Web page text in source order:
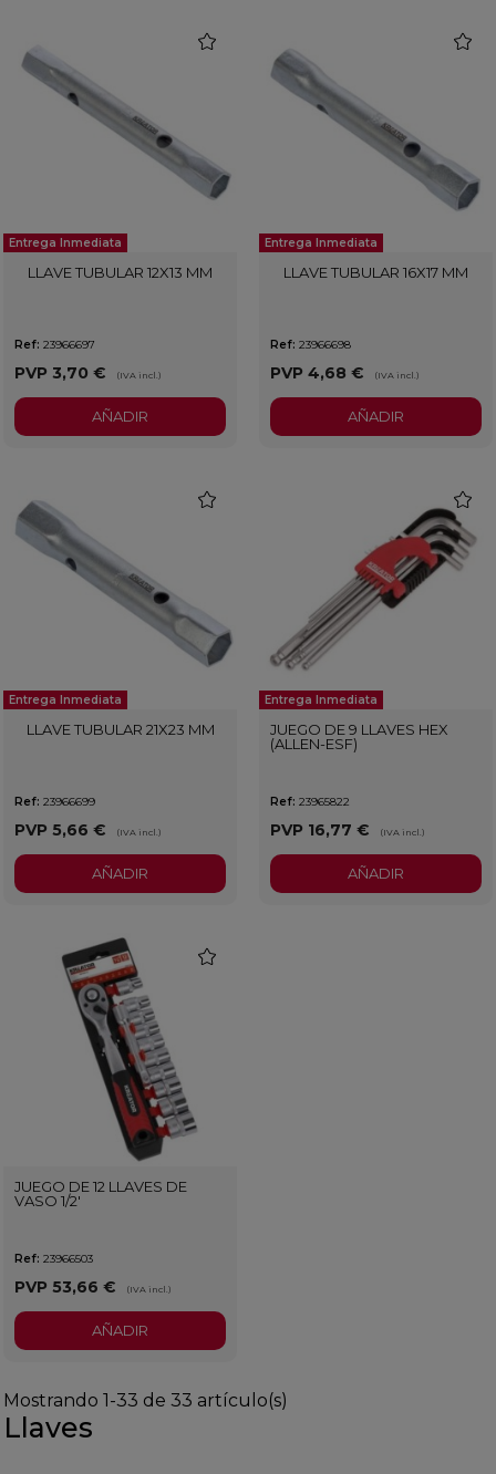
Entrega Inmediata
LLAVE TUBULAR 12X13 MM
Ref: 23966697
PVP 3,70 € (IVA incl.)
AÑADIR
Entrega Inmediata
LLAVE TUBULAR 16X17 MM
Ref: 23966698
PVP 4,68 € (IVA incl.)
AÑADIR
Entrega Inmediata
LLAVE TUBULAR 21X23 MM
Ref: 23966699
PVP 5,66 € (IVA incl.)
AÑADIR
Entrega Inmediata
JUEGO DE 9 LLAVES HEX
(ALLEN-ESF)
Ref: 23965822
PVP 16,77 € (IVA incl.)
AÑADIR
JUEGO DE 12 LLAVES DE
VASO 1/2'
Ref: 23966503
PVP 53,66 € (IVA incl.)
AÑADIR
Mostrando 1-33 de 33 artículo(s)
Llaves